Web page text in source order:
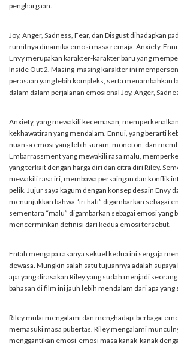
penghargaan.
Joy, Anger, Sadness, Fear, dan Disgust dihadapkan
rumitnya dinamika emosi masa remaja. Anxiety,
Envy merupakan karakter-karakter baru yang
Inside Out 2. Masing-masing karakter ini
perasaan yang lebih kompleks, serta menambahkan
dalam dalam perjalanan emosional Joy, Anger,
Anxiety, yang mewakili kecemasan,
kekhawatiran yang mendalam. Ennui, yang berarti
nuansa emosi yang lebih suram, monoton, dan
Embarrassment yang mewakili rasa malu,
yang terkait dengan harga diri dan citra diri Riley.
mewakili rasa iri, membawa persaingan dan konflik
pelik. Jujur saya kagum dengan konsep desain Envy
menunjukkan bahwa “iri hati” digambarkan sebagai
sementara “malu” digambarkan sebagai emosi yang
mencerminkan definisi dari kedua emosi tersebut.
Entah mengapa rasanya sekuel kedua ini sengaja
dewasa. Mungkin salah satu tujuannya adalah
apa yang dirasakan Riley yang sudah menjadi
bahasan di film ini jauh lebih mendalam dari apa
Riley mulai mengalami dan menghadapi berbagai
memasuki masa pubertas. Riley mengalami
menggantikan emosi-emosi masa kanak-kanak